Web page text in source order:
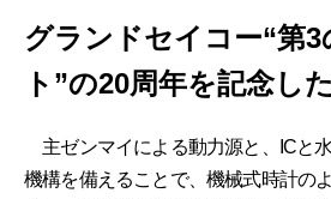
グランドセイコー“第
ト”の20周年を記念し
主ゼンマイによる動力源と、ICと
機構を備えることで、機械式時計の